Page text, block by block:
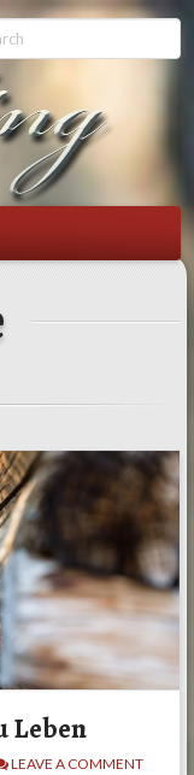
Leben
LEAVE A COMMENT